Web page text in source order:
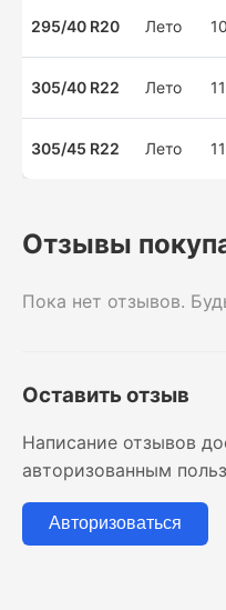
295/40 R20 Лето
305/40 R22 Лето
305/45 R22 Лето
Отзывы
Пока нет отзывов.
Оставить отзыв
Написание отзывов
авторизованным
Авторизоваться